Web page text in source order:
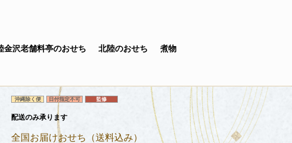
金沢老舗料亭のおせち 北陸のおせち 煮物
沖縄除く便 日付指定不可 監修
配送のみ承ります
全国お届けおせち（送料込み）